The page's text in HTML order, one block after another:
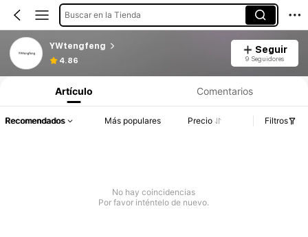
Buscar en la Tienda
YWtengfeng
4.86
Seguir
9 Seguidores
Artículo Comentarios
Recomendados Más populares Precio Filtros
No hay coincidencias
Por favor inténtelo de nuevo.